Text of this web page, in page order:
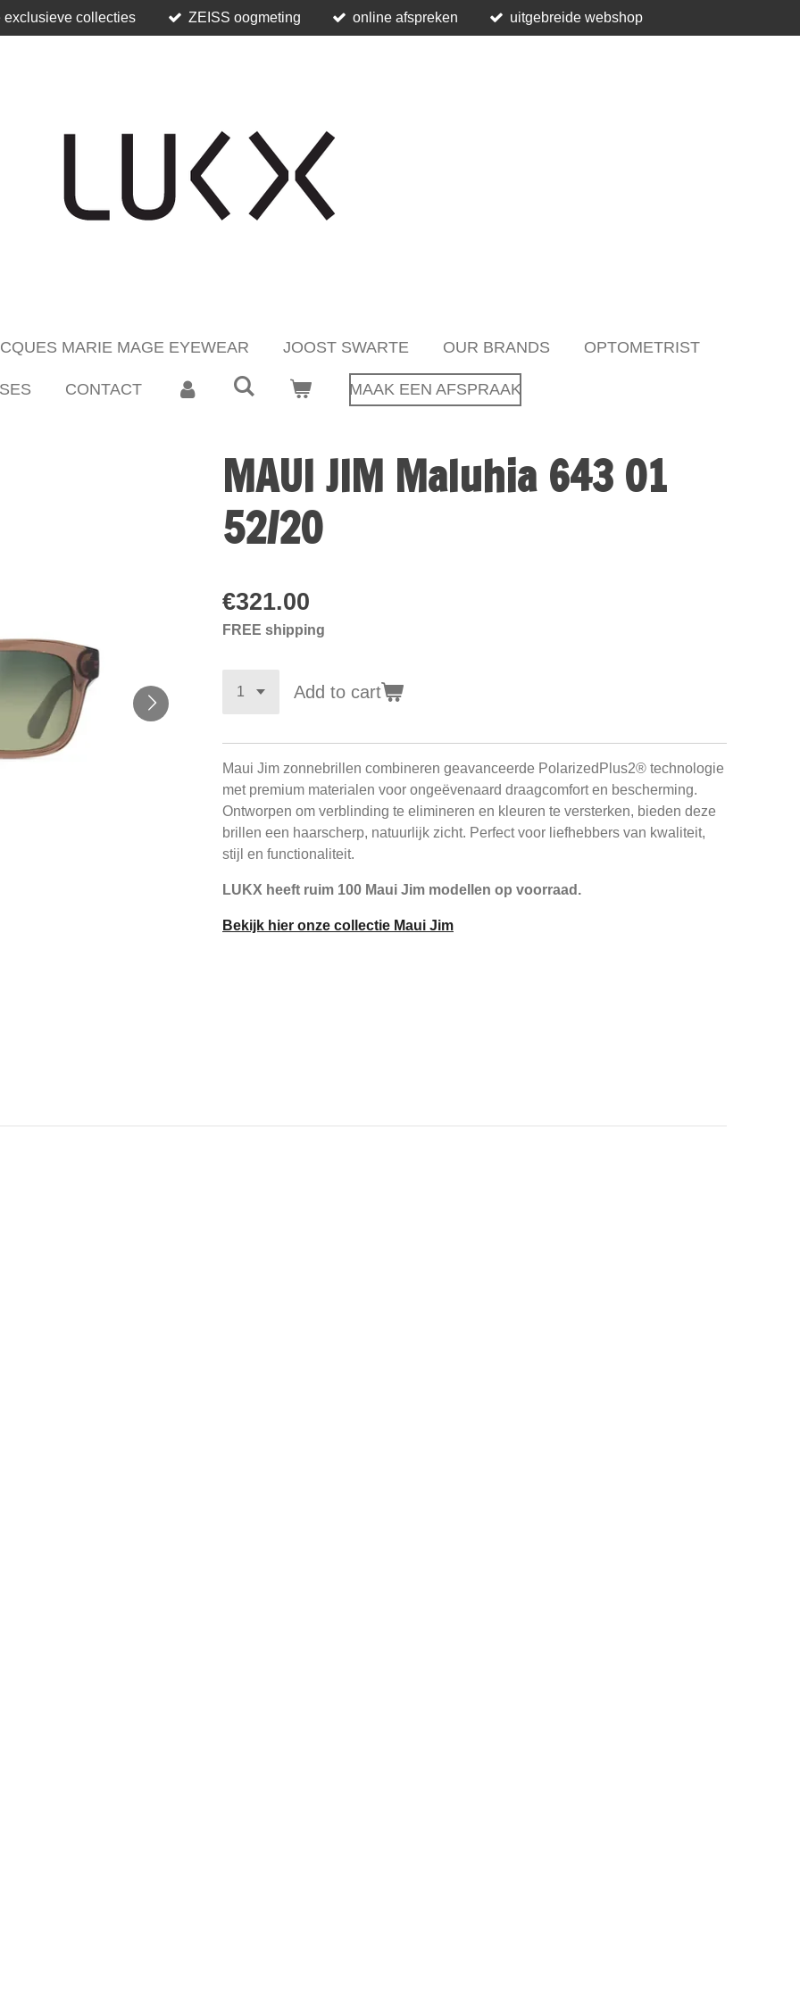
exclusieve collecties ZEISS oogmeting online afspreken uitgebreide webshop
MARIE MAGE EYEWEAR JOOST SWARTE OUR BRANDS OPTOMETRIST
CONTACT MAAK EEN AFSPRAAK
MAUI JIM Maluhia 643 01
52/20
€321.00
FREE shipping
Add to cart
Maui Jim zonnebrillen combineren geavanceerde PolarizedPlus2® technologie
met premium materialen voor ongeëvenaard draagcomfort en bescherming.
Ontworpen om verblinding te elimineren en kleuren te versterken, bieden deze
brillen een haarscherp, natuurlijk zicht. Perfect voor liefhebbers van kwaliteit,
stijl en functionaliteit.
LUKX heeft ruim 100 Maui Jim modellen op voorraad.
Bekijk hier onze collectie Maui Jim